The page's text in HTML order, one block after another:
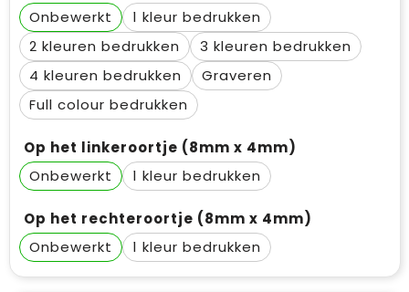
Onbewerkt
1
2
3
4
Graveren
Full colour
Op het linkeroortje (8mm x 4mm)
Onbewerkt
1
Op het rechteroortje (8mm x 4mm)
Onbewerkt
1